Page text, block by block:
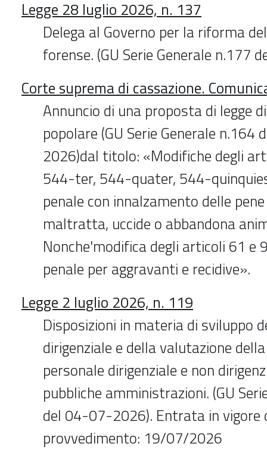
Legge 28 luglio 2026, n. 137
Delega al Governo per la riforma
forense. (GU Serie Generale n.177
Corte suprema di cassazione.
Annuncio di una proposta di legge
popolare (GU Serie Generale
2026)dal titolo: «Modifiche degli
544-ter, 544-quater, 544-
penale con innalzamento delle
maltratta, uccide o abbandona
Nonche'modifica degli articoli 61 e
penale per aggravanti e recidive».
Legge 2 luglio 2026, n. 119
Disposizioni in materia di sviluppo
dirigenziale e della valutazione
personale dirigenziale e non
pubbliche amministrazioni. (GU
del 04-07-2026). Entrata in vigore
provvedimento: 19/07/2026